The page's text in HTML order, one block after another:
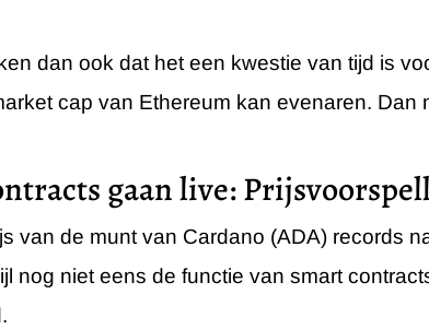
dan ook dat het een kwestie van tijd is
cap van Ethereum kan evenaren.
gaan live:
van de munt van Cardano (ADA) records
nog niet eens de functie van smart